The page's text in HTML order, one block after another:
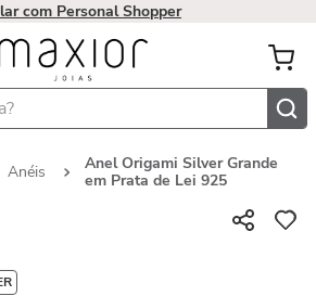
com Personal Shopper
Anéis
Anel Origami Silver Grande
em Prata de Lei 925